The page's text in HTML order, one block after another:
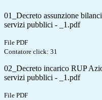
01_Decreto assunzione
servizi pubblici - _1.pdf
File PDF
Contatore click: 31
02_Decreto incarico RUP
servizi pubblici - _1.pdf
File PDF